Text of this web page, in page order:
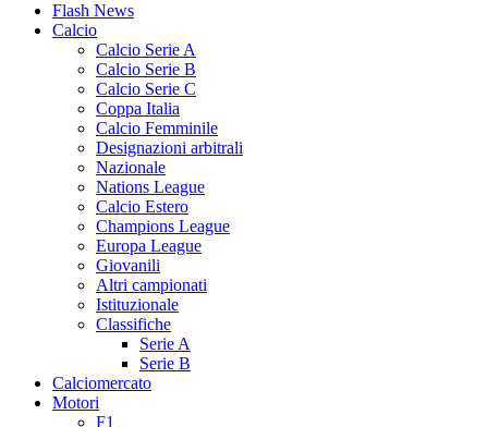
Flash News
Calcio
Calcio Serie A
Calcio Serie B
Calcio Serie C
Coppa Italia
Calcio Femminile
Designazioni arbitrali
Nazionale
Nations League
Calcio Estero
Champions League
Europa League
Giovanili
Altri campionati
Istituzionale
Classifiche
Serie A
Serie B
Calciomercato
Motori
F1